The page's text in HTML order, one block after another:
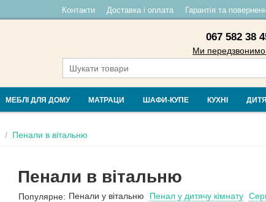
Контакти Доставка і оплата Гарантія та
067 582 38
Ми
МЕБЛІ ДЛЯ ДОМУ МАТРАЦИ ШАФИ-КУПЕ КУХНІ
/ Пенали в вітальню
Пенали в вітальню
Популярне: Пенали у вітальню Пенал у дитячу кімнату